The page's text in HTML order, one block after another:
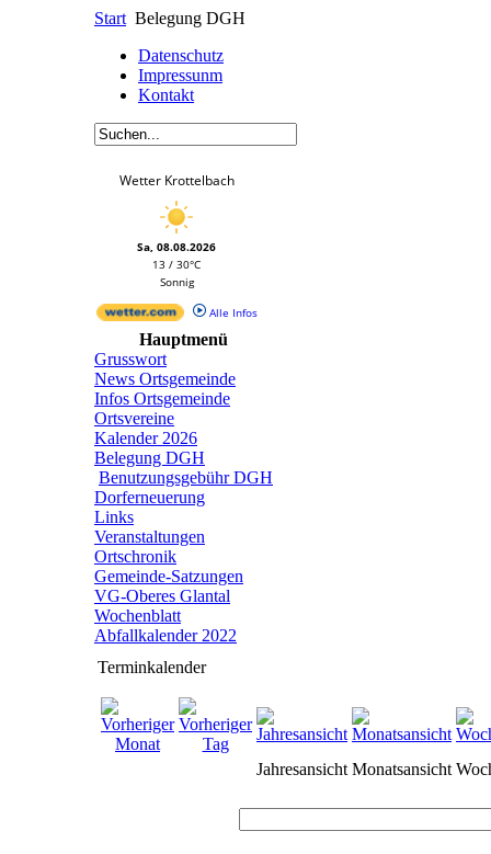
Start Belegung DGH
Datenschutz
Impressunm
Kontakt
Wetter Krottelbach
Sa, 08.08.2026
13 / 30°C
Sonnig
Alle Infos
Hauptmenü
Grusswort
News Ortsgemeinde
Infos Ortsgemeinde
Ortsvereine
Kalender 2026
Belegung DGH
Benutzungsgebühr DGH
Dorferneuerung
Links
Veranstaltungen
Ortschronik
Gemeinde-Satzungen
VG-Oberes Glantal
Wochenblatt
Abfallkalender 2022
Terminkalender
Jahresansicht Monatsansicht